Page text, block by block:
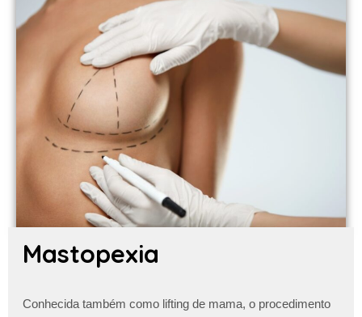
Mastopexia
Conhecida também como lifting de mama, o procedimento